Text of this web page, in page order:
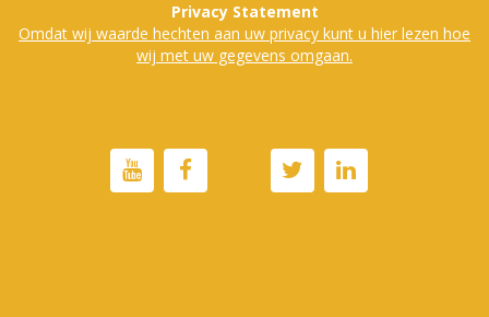
Privacy Statement
Omdat wij waarde hechten aan uw privacy kunt u hier lezen hoe
wij met uw gegevens omgaan.